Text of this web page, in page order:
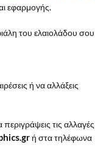
εφαρμογής.
του ελαιολάδου σου
ή να αλλάξεις
τις αλλαγές
ή στα τηλέφωνα